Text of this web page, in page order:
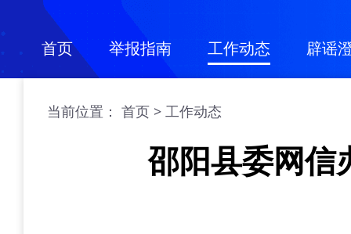
首页 举报指南 工作动态 辟谣
当前位置： 首页 > 工作动态
邵阳县委网信